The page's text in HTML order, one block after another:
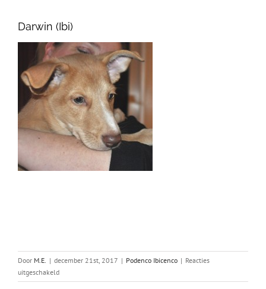
Darwin (Ibi)
Door M.E. | december 21st, 2017 | Podenco Ibicenco | Reacties
uitgeschakeldvoor
Eerste